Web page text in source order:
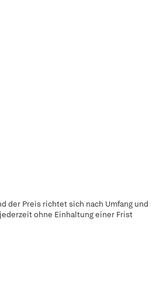
der Preis richtet sich nach Umfang und
ohne Einhaltung einer Frist